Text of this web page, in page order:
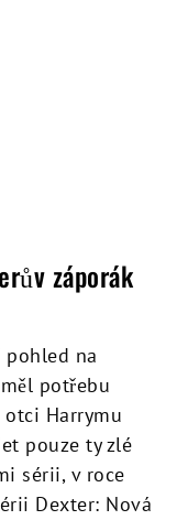
záporák
na
potřebu
Harrymu
pouze ty zlé
sérii, v roce
Dexter: Nová